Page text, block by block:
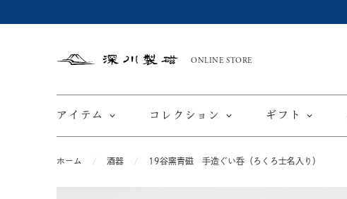
深
ONLINE STORE
アイテム コレクション ギフト
ホーム 酒器 19谷窯青磁 手造ぐい呑（ろくろ士名入り）